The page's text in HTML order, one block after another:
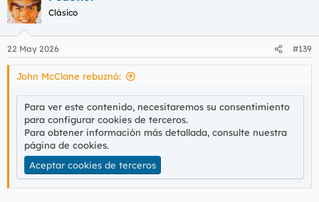
Clásico
22 May 2026 #139
John McClane rebuznó:
Para ver este contenido, necesitaremos su consentimiento
para configurar cookies de terceros.
Para obtener información más detallada, consulte nuestra
página de cookies.
Aceptar cookies de terceros